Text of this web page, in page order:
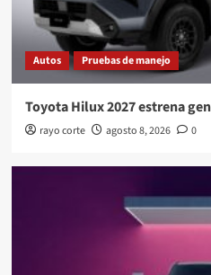
Autos Pruebas de manejo
Toyota Hilux 2027 estrena
rayo corte agosto 8, 2026 0